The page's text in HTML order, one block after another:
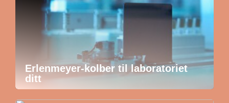
Erlenmeyer-kolber til laboratoriet
ditt